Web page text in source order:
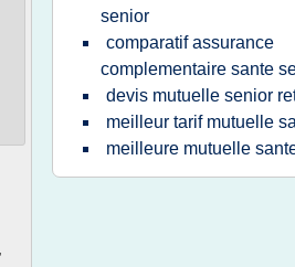
senior
comparatif assurance
complementaire sante
devis mutuelle senior
meilleur tarif mutuelle
meilleure mutuelle